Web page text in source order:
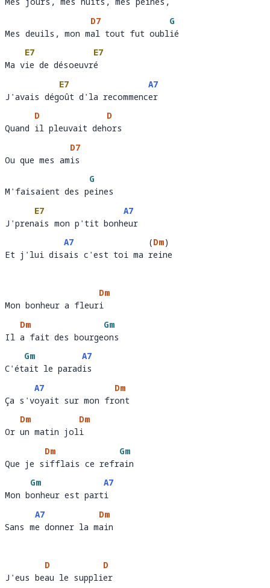
Mes jours, mes nuits, mes peines,
Mes deuils, mon m
D7
al tout fut oubl
G
ié
Mes deuils, mon mal tout fut oublié
Ma v
E7
ie de désoeuvr
E7
é
Ma vie de désoeuvré
J'avais dég
E7
oût d'la recommenc
A7
er
J'avais dégoût d'la recommencer
Quand
D
il pleuvait deh
D
ors
Quand il pleuvait dehors
Ou que mes am
D7
is
Ou que mes amis
M'faisaient des p
G
ei
M'faisaient des peines
J'pren
E7
ais mon p'tit bonh
A7
eur
J'prenais mon p'tit bonheur
Et j'lui dis
A7
ais c'est toi ma
(Dm)
eine
Et j'lui disais c'est toi ma reine
Mon bonheur a fleur
Dm
i
Mon bonheur a fleuri
Il
Dm
a fait des bourge
Gm
ons
Il a fait des bourgeons
C'ét
Gm
ait le parad
A7
is
C'était le paradis
Ça s'v
A7
oyait sur mon fr
Dm
ont
Ça s'voyait sur mon front
Or
Dm
un matin jol
Dm
i
Or un matin joli
Que je s
Dm
ifflais ce refr
Gm
ain
Que je sifflais ce refrain
Mon b
Gm
onheur est part
A7
i
Mon bonheur est parti
Sans m
A7
e donner la m
Dm
ain
Sans me donner la main
J'eus be
D
au le suppli
D
er
J'eus beau le supplier